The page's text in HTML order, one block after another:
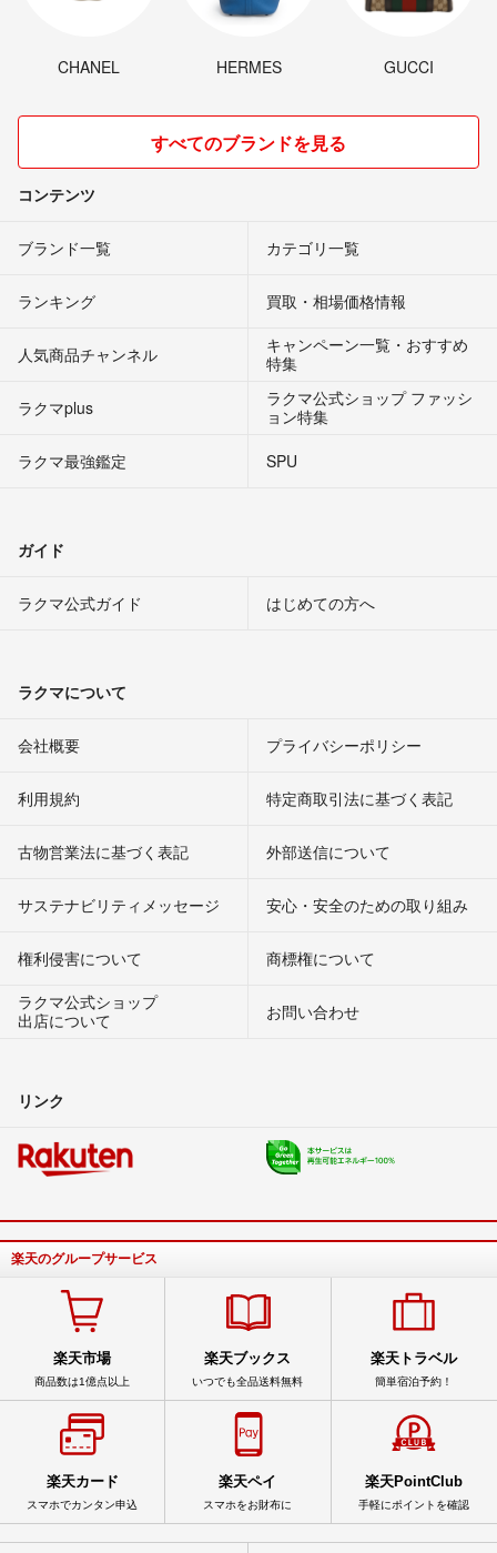
CHANEL HERMES GUCCI
すべてのブランドを見る
コンテンツ
ブランド一覧 カテゴリ一覧
ランキング 買取・相場価格情報
人気商品チャンネル
キャンペーン一覧・おすすめ
特集
ラクマplus
ラクマ公式ショップ ファッシ
ョン特集
ラクマ最強鑑定
SPU
ガイド
ラクマ公式ガイド はじめての方へ
ラクマについて
会社概要 プライバシーポリシー
利用規約 特定商取引法に基づく表記
古物営業法に基づく表記 外部送信について
サステナビリティメッセージ 安心・安全のための取り組み
権利侵害について
商標権について
ラクマ公式ショップ
出店について
お問い合わせ
リンク
楽天のグループサービス
楽天市場
商品数は1億点以上
楽天ブックス
いつでも全品送料無料
楽天トラベル
簡単宿泊予約！
楽天カード
スマホでカンタン申込
楽天ペイ
スマホをお財布に
楽天PointClub
手軽にポイントを確認